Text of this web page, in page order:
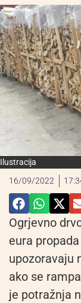
Ilustracija
16/09/2022
Ogrjevno
eura
upozoravaju
ako se
je potražnja